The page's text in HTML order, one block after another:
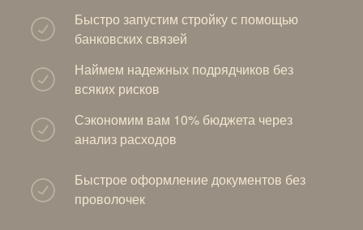
Быстрое оформление документов без
проволочек
Сэкономим вам 10% бюджета через
анализ расходов
Наймем надежных подрядчиков без
всяких рисков
Быстро запустим стройку с помощью
банковских связей